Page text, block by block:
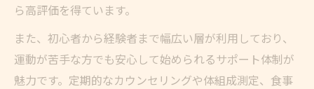
ら高評価を得ています。
また、初心者から経験者まで幅広い層が利用しており、
運動が苦手な方でも安心して始められるサポート体制が
魅力です。定期的なカウンセリングや体組成測定、食事